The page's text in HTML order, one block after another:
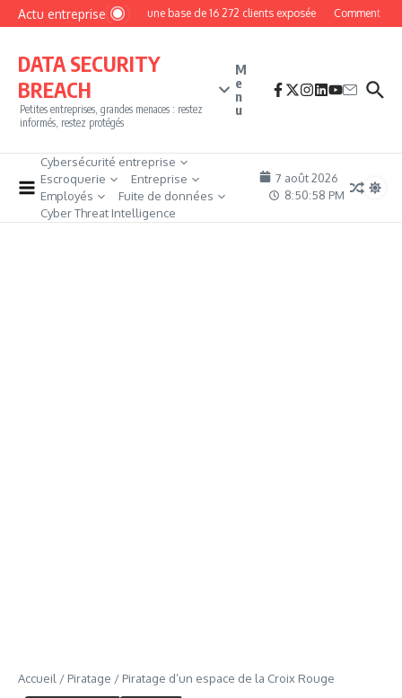
Aller au contenu
Actu entrepriseMyPhoto : une base de 16 272 clients exposée Comment
DATA SECURITY
BREACH
Petites entreprises, grandes menaces : restez
informés, restez protégés
M
e
n
u
Cybersécurité entreprise
Escroquerie
Entreprise
Employés
Fuite de données
Cyber Threat Intelligence
7 août 2026
8:50:59 PM
Accueil / Piratage / Piratage d’un espace de la Croix Rouge